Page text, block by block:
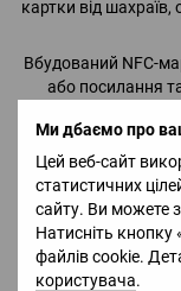
Ми дбаємо про
Цей веб-сайт
статистичних
сайту. Ви можете
Натисніть
файлів cookie.
користувача.
картки від шахраїв,
Вбудований NFC-
або посилання
Основна
Дає змогу
Основна